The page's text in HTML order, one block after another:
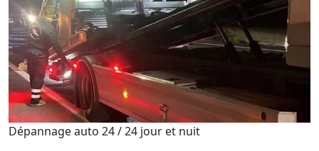
Dépannage auto 24 / 24 jour et nuit